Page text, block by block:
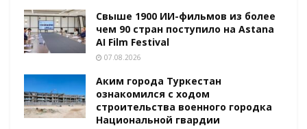
Свыше 1900 ИИ-фильмов из более
чем 90 стран поступило на Astana
AI Film Festival
07.08.2026
Аким города Туркестан
ознакомился с ходом
строительства военного городка
Национальной гвардии